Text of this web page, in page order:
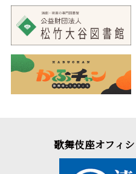
歌舞伎座オフィ